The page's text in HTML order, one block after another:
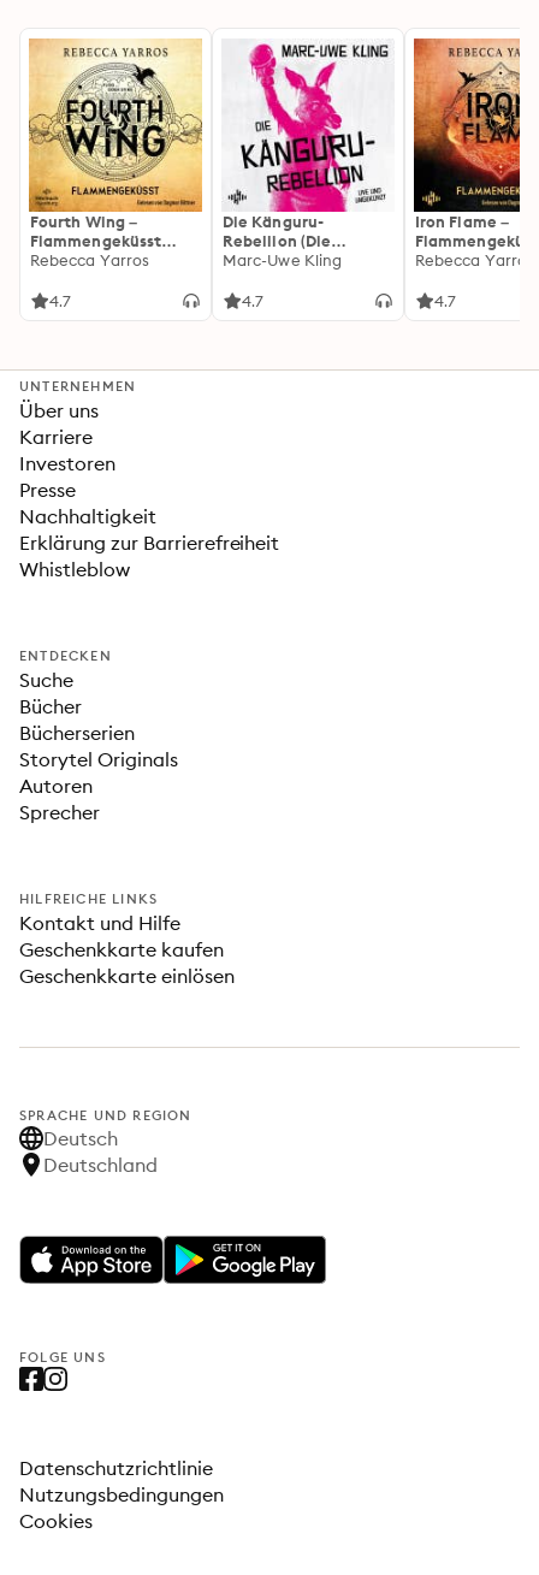
Fourth Wing –
Flammengeküsst
(Flammengeküsst-
Rebecca Yarros
4.7
Die Känguru-
Rebellion (Die
Känguru-Werke 5)
Marc-Uwe Kling
4.7
Iron Flame –
heißersehnte
Rebecca Yarros
4.7
UNTERNEHMEN
Über uns
Karriere
Investoren
Presse
Nachhaltigkeit
Erklärung zur Barrierefreiheit
Whistleblow
ENTDECKEN
Suche
Bücher
Bücherserien
Storytel Originals
Autoren
Sprecher
HILFREICHE LINKS
Kontakt und Hilfe
Geschenkkarte kaufen
Geschenkkarte einlösen
SPRACHE UND REGION
Deutsch
Deutschland
FOLGE UNS
Datenschutzrichtlinie
Nutzungsbedingungen
Cookies